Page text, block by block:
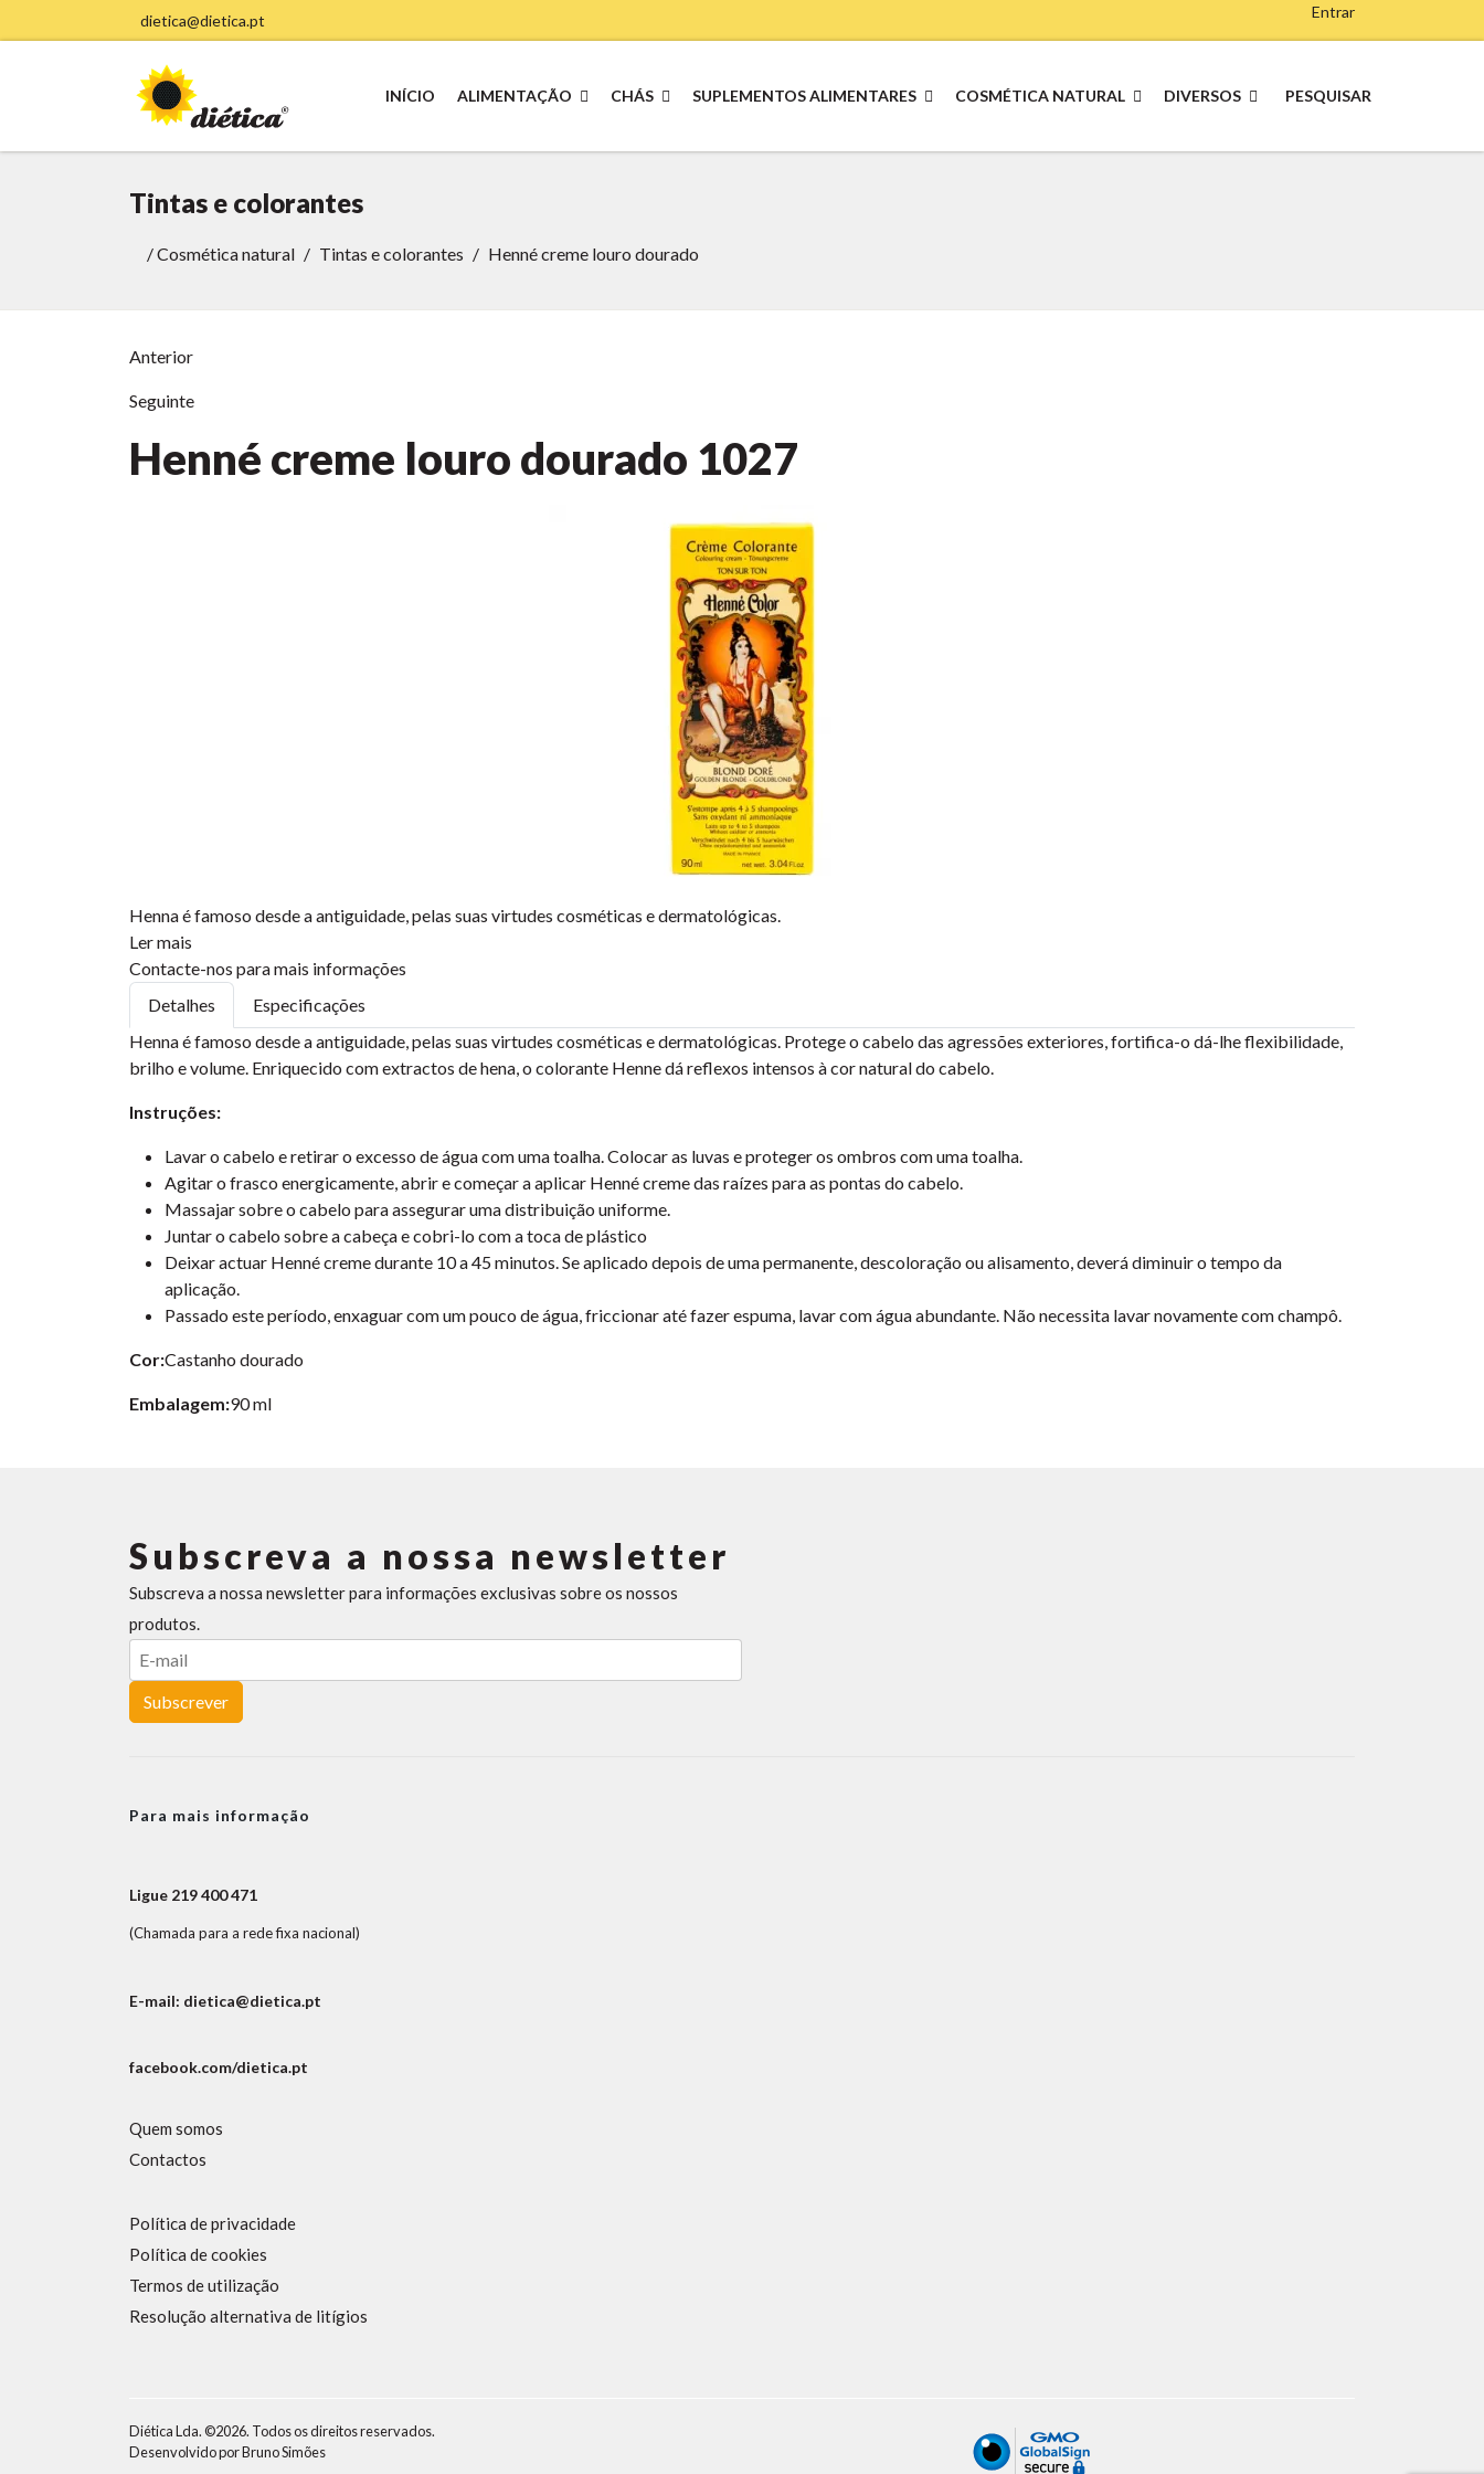
dietica@dietica.pt Entrar
INÍCIO ALIMENTAÇÃO CHÁS SUPLEMENTOS ALIMENTARES COSMÉTICA NATURAL DIVERSOS PESQUISAR
Tintas e colorantes
/Cosmética natural Tintas e colorantes Henné creme louro dourado
Anterior
Seguinte
Henné creme louro dourado 1027
Henna é famoso desde a antiguidade, pelas suas virtudes cosméticas e dermatológicas.
Ler mais
Contacte-nos para mais informações
Detalhes
Especificações
Henna é famoso desde a antiguidade, pelas suas virtudes cosméticas e dermatológicas. Protege o cabelo das agressões exteriores, fortifica-o dá-lhe flexibilidade,
brilho e volume. Enriquecido com extractos de hena, o colorante Henne dá reflexos intensos à cor natural do cabelo.
Instruções:
Lavar o cabelo e retirar o excesso de água com uma toalha. Colocar as luvas e proteger os ombros com uma toalha.
Agitar o frasco energicamente, abrir e começar a aplicar Henné creme das raízes para as pontas do cabelo.
Massajar sobre o cabelo para assegurar uma distribuição uniforme.
Juntar o cabelo sobre a cabeça e cobri-lo com a toca de plástico
Deixar actuar Henné creme durante 10 a 45 minutos. Se aplicado depois de uma permanente, descoloração ou alisamento, deverá diminuir o tempo da
aplicação.
Passado este período, enxaguar com um pouco de água, friccionar até fazer espuma, lavar com água abundante. Não necessita lavar novamente com champô.
Cor:Castanho dourado
Embalagem:90 ml
Subscreva a nossa newsletter
Subscreva a nossa newsletter para informações exclusivas sobre os nossos
produtos.
Subscrever
Para mais informação
Ligue 219 400 471
(Chamada para a rede fixa nacional)
E-mail: dietica@dietica.pt
facebook.com/dietica.pt
Quem somos
Contactos
Política de privacidade
Política de cookies
Termos de utilização
Resolução alternativa de litígios
Diética Lda. ©2026. Todos os direitos reservados.
Desenvolvido porBruno Simões